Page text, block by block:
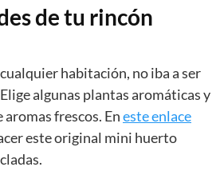
de tu rincón
habitación, no iba a ser
algunas plantas aromáticas y
frescos. Eneste enlace
este original mini huerto